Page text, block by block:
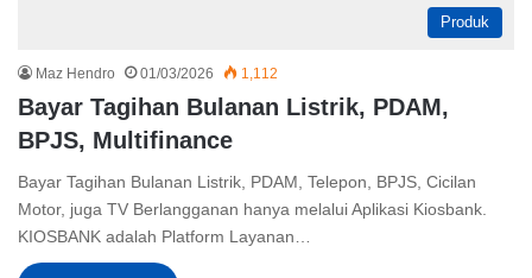
Produk
Maz Hendro 01/03/2026 1,112
Bayar Tagihan Bulanan Listrik, PDAM,
BPJS, Multifinance
Bayar Tagihan Bulanan Listrik, PDAM, Telepon, BPJS, Cicilan
Motor, juga TV Berlangganan hanya melalui Aplikasi Kiosbank.
KIOSBANK adalah Platform Layanan…